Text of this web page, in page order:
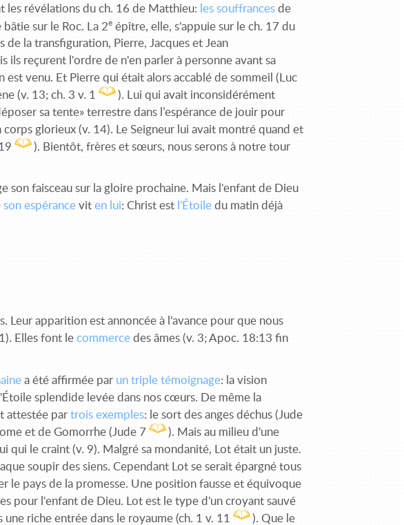
les révélations du ch. 16 de Matthieu: les souffrances de
sur le Roc. La 2e épître, elle, s'appuie sur le ch. 17 du
la transfiguration, Pierre, Jacques et Jean
ils reçurent l'ordre de n'en parler à personne avant sa
venu. Et Pierre qui était alors accablé de sommeil (Luc
(v. 13; ch. 3 v. 1
). Lui qui avait inconsidérément
sa tente» terrestre dans l’espérance de jouir pour
glorieux (v. 14). Le Seigneur lui avait montré quand et
). Bientôt, frères et sœurs, nous serons à notre tour
son faisceau sur la gloire prochaine. Mais l'enfant de Dieu
son espérance viten lui: Christ est l'Étoile du matin déjà
Leur apparition est annoncée à l'avance pour que nous
Elles font lecommercedes âmes (v. 3; Apoc. 18:13 fin
a été affirmée par un triple témoignage: la vision
splendide levée dans nos cœurs. De même la
attestée partrois exemples: le sort des anges déchus (Jude
et de Gomorrhe (Jude 7
). Mais au milieu d'une
qui le craint (v. 9). Malgré sa mondanité, Lot était un juste.
soupir des siens. Cependant Lot se serait épargné tous
le pays de la promesse. Une position fausse et équivoque
pour l'enfant de Dieu. Lot est le type d'un croyant sauvé
une riche entrée dans le royaume (ch. 1 v. 11
). Que le